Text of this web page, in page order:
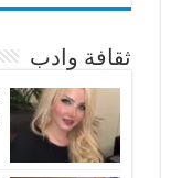
ثقافة وادب